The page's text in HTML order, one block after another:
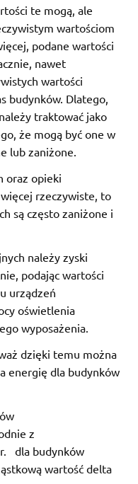
te mogą, ale
wartościom
podane wartości
nawet
wartości
budynków. Dlatego,
traktować jako
że mogą być one w
lub zaniżone.
oraz opieki
rzeczywiste, to
są często zaniżone i
należy zyski
podając wartości
urządzeń
oświetlenia
wyposażenia.
dzięki temu można
energię dla budynków
z
dla budynków
wartość delta